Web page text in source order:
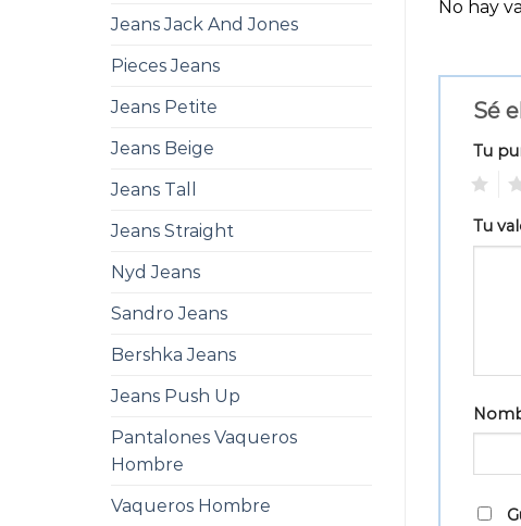
Jeans Jack And Jones
Pieces Jeans
Jeans Petite
Jeans Beige
Jeans Tall
Jeans Straight
Nyd Jeans
Sandro Jeans
Bershka Jeans
Jeans Push Up
Pantalones Vaqueros
Hombre
Vaqueros Hombre
No hay
Sé
Tu
Tu